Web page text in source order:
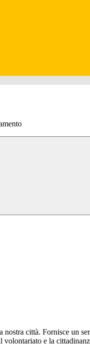
città. Fornisce un
e la